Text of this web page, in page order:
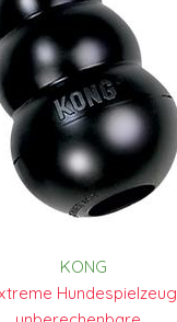
KONG
Hundespielzeug